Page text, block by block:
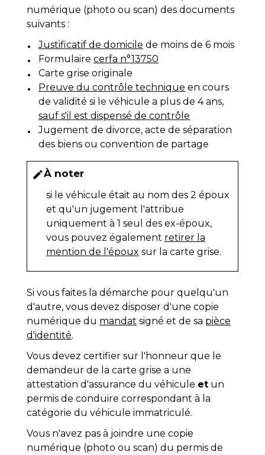
numérique (photo ou scan) des documents
suivants :
Justificatif de domicile de moins de 6 mois
Formulaire cerfa n°13750
Carte grise originale
Preuve du contrôle technique en cours
de validité si le véhicule a plus de 4 ans,
sauf s'il est dispensé de contrôle
Jugement de divorce, acte de séparation
des biens ou convention de partage
editÀ noter
si le véhicule était au nom des 2 époux
et qu'un jugement l'attribue
uniquement à 1 seul des ex-époux,
vous pouvez également retirer la
mention de l'époux sur la carte grise.
Si vous faites la démarche pour quelqu'un
d'autre, vous devez disposer d'une copie
numérique du mandat signé et de sa pièce
d'identité.
Vous devez certifier sur l'honneur que le
demandeur de la carte grise a une
attestation d'assurance du véhicule et un
permis de conduire correspondant à la
catégorie du véhicule immatriculé.
Vous n'avez pas à joindre une copie
numérique (photo ou scan) du permis de